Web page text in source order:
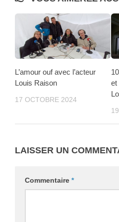
L’amour ouf avec l’acteur
Louis Raison
17 OCTOBRE 2024
et
LAISSER UN
Commentaire *